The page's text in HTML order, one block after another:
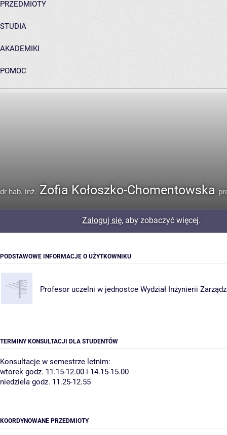
PRZEDMIOTY
STUDIA
AKADEMIKI
POMOC
dr hab. inż. Zofia Kołoszko-Chomentowska
Zaloguj się, aby zobaczyć więcej.
PODSTAWOWE INFORMACJE O UŻYTKOWNIKU
Profesor uczelni w jednostce Wydział Inżynierii
TERMINY KONSULTACJI DLA STUDENTÓW
Konsultacje w semestrze letnim:
wtorek godz. 11.15-12.00 i 14.15-15.00
niedziela godz. 11.25-12.55
KOORDYNOWANE PRZEDMIOTY